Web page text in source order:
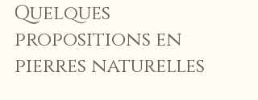
Quelques
propositions en
pierres naturelles